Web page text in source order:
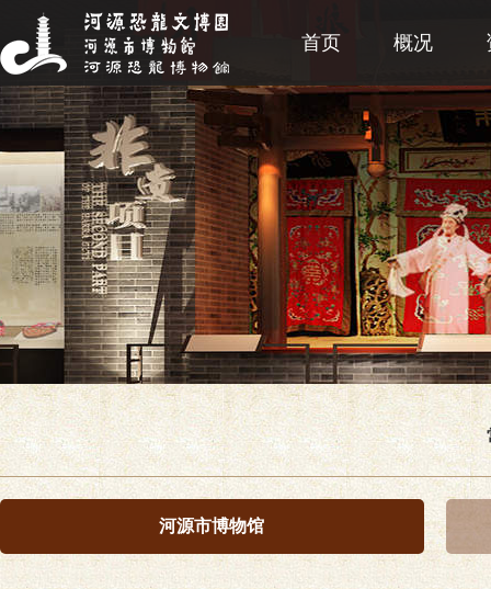
首页 概况
河源市博物馆